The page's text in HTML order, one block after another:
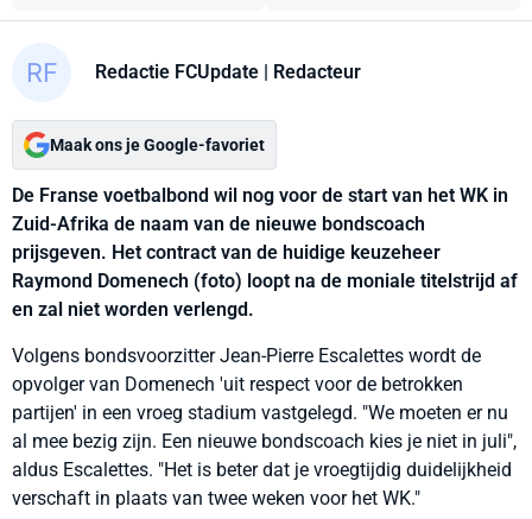
Redactie FCUpdate | Redacteur
Maak ons je Google-favoriet
De Franse voetbalbond wil nog voor de start van het WK in
Zuid-Afrika de naam van de nieuwe bondscoach
prijsgeven. Het contract van de huidige keuzeheer
Raymond Domenech (foto) loopt na de moniale titelstrijd af
en zal niet worden verlengd.
Volgens bondsvoorzitter Jean-Pierre Escalettes wordt de
opvolger van Domenech 'uit respect voor de betrokken
partijen' in een vroeg stadium vastgelegd. "We moeten er nu
al mee bezig zijn. Een nieuwe bondscoach kies je niet in juli",
aldus Escalettes. "Het is beter dat je vroegtijdig duidelijkheid
verschaft in plaats van twee weken voor het WK."